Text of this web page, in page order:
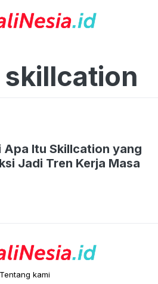
Apa Itu Skillcation yang
Jadi Tren Kerja Masa
Tentang kami